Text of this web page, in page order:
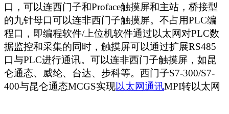
口，可以连西门子和Proface触摸屏和主站，桥接型
的九针母口可以连非西门子触摸屏。不占用PLC编
程口，即编程软件/上位机软件通过以太网对PLC数
据监控和采集的同时，触摸屏可以通过扩展RS485
口与PLC进行通讯。可以连非西门子触摸屏，如昆
仑通态、威纶、台达、步科等。西门子S7-300/S7-
400与昆仑通态MCGS实现以太网通讯MPI转以太网